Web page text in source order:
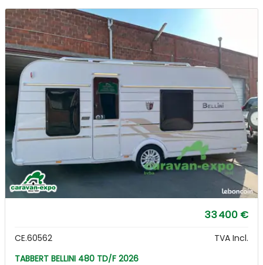
33 400 €
CE.60562
TVA Incl.
TABBERT BELLINI 480 TD/F 2026